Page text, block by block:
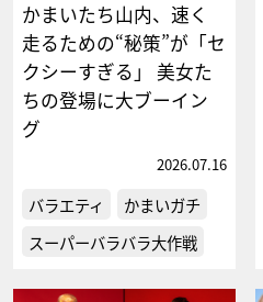
かまいたち山内、速く
走るための“秘策”が「セ
クシーすぎる」 美女た
ちの登場に大ブーイン
グ
2026.07.16
バラエティ
かまいガチ
スーパーバラバラ大作戦